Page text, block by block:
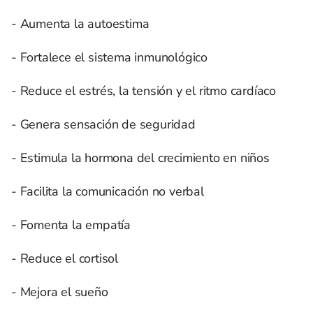
- Aumenta la autoestima
- Fortalece el sistema inmunológico
- Reduce el estrés, la tensión y el ritmo cardíaco
- Genera sensación de seguridad
- Estimula la hormona del crecimiento en niños
- Facilita la comunicación no verbal
- Fomenta la empatía
- Reduce el cortisol
- Mejora el sueño